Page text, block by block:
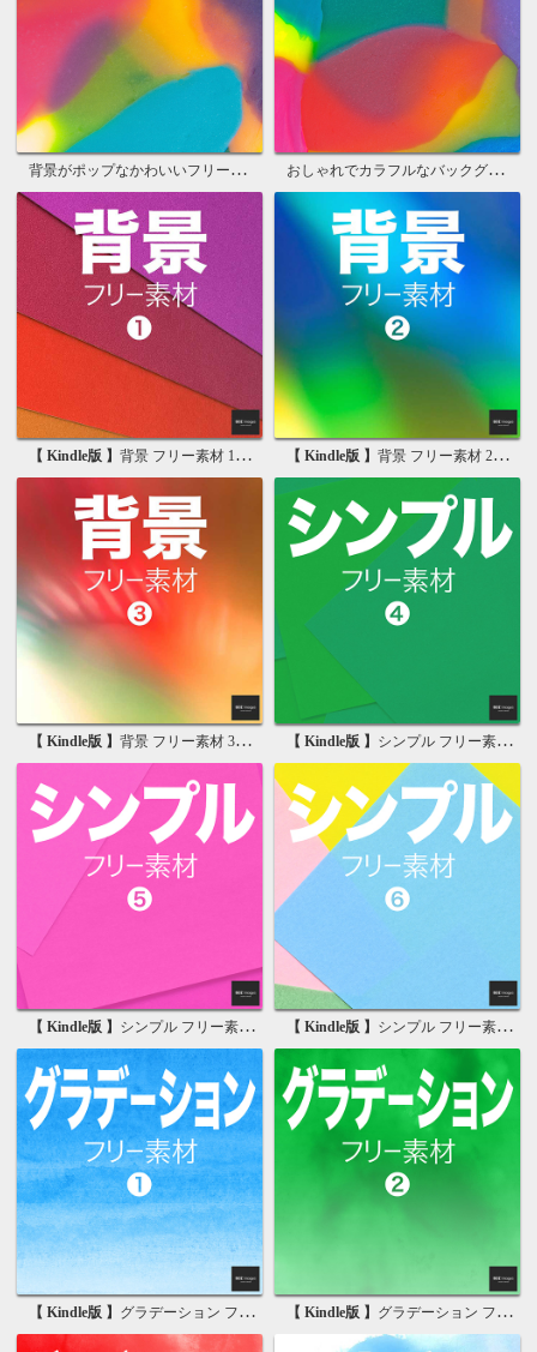
背景がポップなかわいいフリー素材 おしゃれでカラフルなバックグラウンド
【 Kindle版 】 背景 フリー素材 1 無料で使える写真素材集 【 Kindle版 】 背景 フリー素材 2 無料で使える画像素材集
【 Kindle版 】 背景 フリー素材 3 無料で使える背景素材集 【 Kindle版 】 シンプル フリー素材 4 無料で使える背景素材集
【 Kindle版 】 シンプル フリー素材 5 無料で使える背景素材集 【 Kindle版 】 シンプル フリー素材 6 無料で使える背景素材集
【 Kindle版 】 グラデーション フリー素材 1 無料で使える写真素材集 【 Kindle版 】 グラデーション フリー素材 2 無料で使える画像素材集